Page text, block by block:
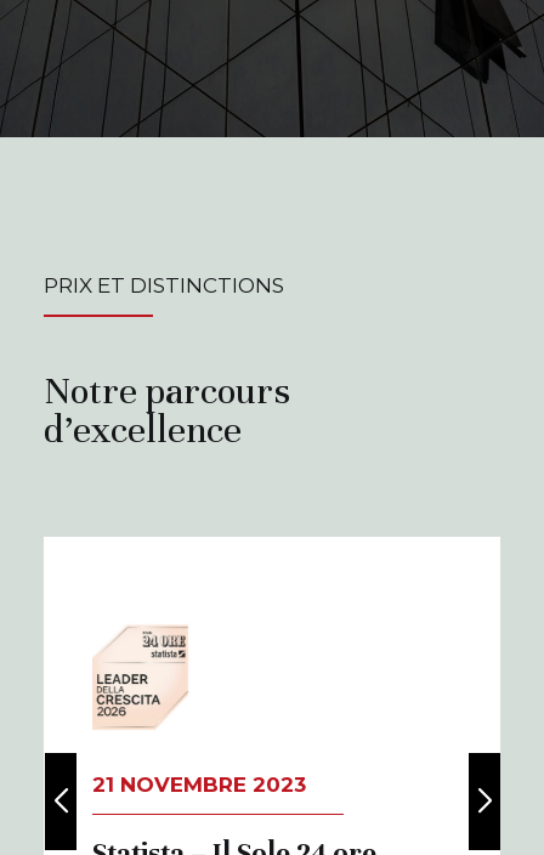
PRIX ET DISTINCTIONS
Notre parcours
d’excellence
21 NOVEMBRE 2023